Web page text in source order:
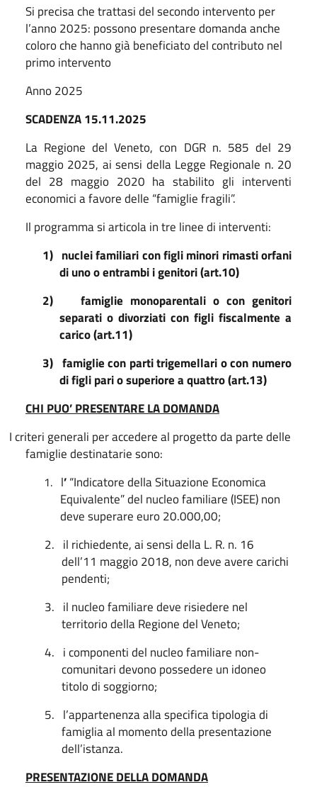
Si precisa che trattasi del secondo intervento per
l’anno 2025: possono presentare domanda anche
coloro che hanno già beneficiato del contributo nel
primo intervento
Anno 2025
SCADENZA 15.11.2025
La Regione del Veneto, con DGR n. 585 del 29
maggio 2025, ai sensi della Legge Regionale n. 20
del 28 maggio 2020 ha stabilito gli interventi
economici a favore delle “famiglie fragili”.
Il programma si articola in tre linee di interventi:
1) nuclei familiari con figli minori rimasti orfani
di uno o entrambi i genitori (art.10)
2)
famiglie monoparentali o con genitori
separati o divorziati con figli fiscalmente a
carico (art.11)
3) famiglie con parti trigemellari o con numero
di figli pari o superiore a quattro (art.13)
CHI PUO’ PRESENTARE LA DOMANDA
I criteri generali per accedere al progetto da parte delle
famiglie destinatarie sono:
1. l’“Indicatore della Situazione Economica
Equivalente” del nucleo familiare (ISEE) non
deve superare euro 20.000,00;
2. il richiedente, ai sensi della L. R. n. 16
dell’11 maggio 2018, non deve avere carichi
pendenti;
3. il nucleo familiare deve risiedere nel
territorio della Regione del Veneto;
4. i componenti del nucleo familiare non-
comunitari devono possedere un idoneo
titolo di soggiorno;
5. l’appartenenza alla specifica tipologia di
famiglia al momento della presentazione
dell’istanza.
PRESENTAZIONE DELLA DOMANDA